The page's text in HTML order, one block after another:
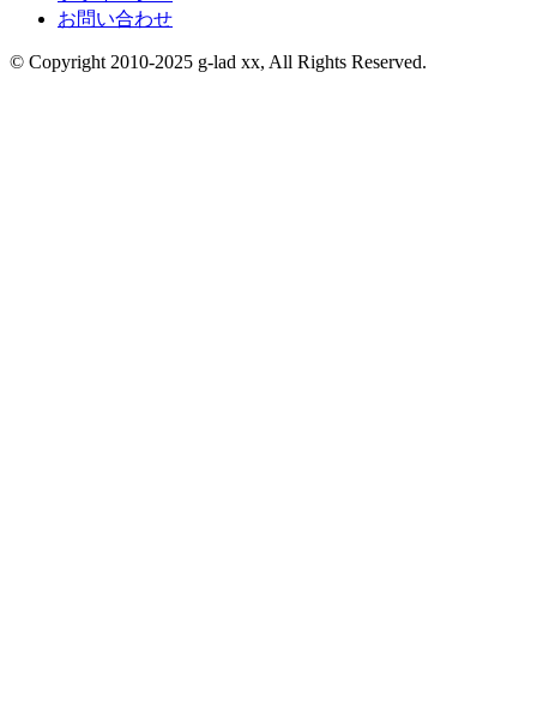
お問い合わせ
© Copyright 2010-2025 g-lad xx, All Rights Reserved.